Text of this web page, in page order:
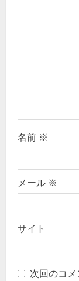
名前 ※
メール ※
サイト
次回のコ